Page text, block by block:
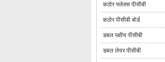
कठोर फ्लेक्स पीसीबी
कठोर पीसीबी बोर्ड
डबल पक्षीय पीसीबी
डबल लेयर पीसीबी